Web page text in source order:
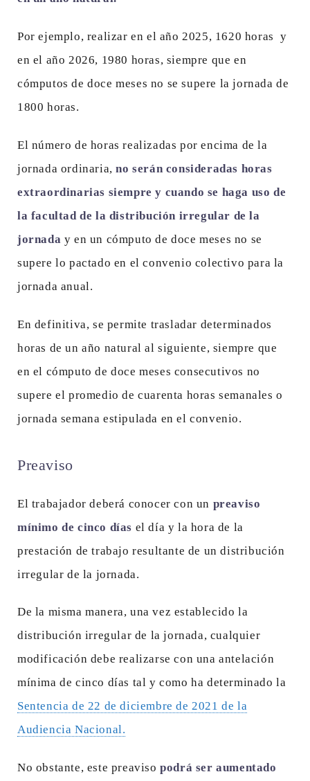
Por ejemplo, realizar en el año 2025, 1620 horas y
en el año 2026, 1980 horas, siempre que en
cómputos de doce meses no se supere la jornada de
1800 horas.
El número de horas realizadas por encima de la
jornada ordinaria,no serán consideradas horas
extraordinarias siempre y cuando se haga uso de
la facultad de la distribución irregular de la
jornada y en un cómputo de doce meses no se
supere lo pactado en el convenio colectivo para la
jornada anual.
En definitiva, se permite trasladar determinados
horas de un año natural al siguiente, siempre que
en el cómputo de doce meses consecutivos no
supere el promedio de cuarenta horas semanales o
jornada semana estipulada en el convenio.
Preaviso
El trabajador deberá conocer con un preaviso
mínimo de cinco días el día y la hora de la
prestación de trabajo resultante de un distribución
irregular de la jornada.
De la misma manera, una vez establecido la
distribución irregular de la jornada, cualquier
modificación debe realizarse con una antelación
mínima de cinco días tal y como ha determinado la
Sentencia de 22 de diciembre de 2021 de la
Audiencia Nacional.
No obstante, este preavisopodrá ser aumentado